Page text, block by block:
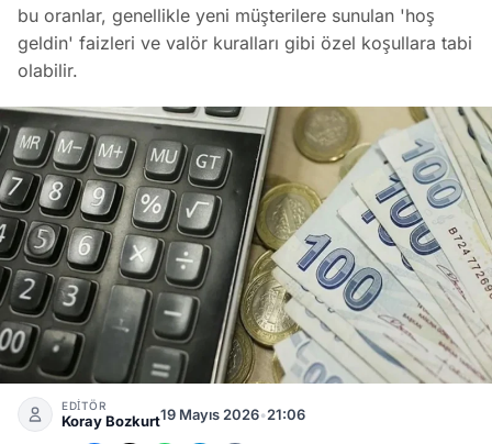
bu oranlar, genellikle yeni müşterilere sunulan 'hoş
geldin' faizleri ve valör kuralları gibi özel koşullara tabi
olabilir.
750 Bin TL Vadeli Mevduat Getirisi: Bankaların Mayıs 2026
EDİTÖR
Koray Bozkurt19 Mayıs 2026•21:06